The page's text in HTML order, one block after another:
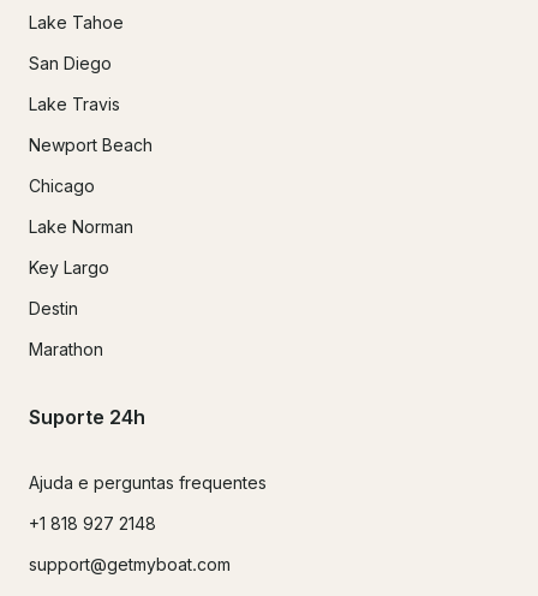
Lake Tahoe
San Diego
Lake Travis
Newport Beach
Chicago
Lake Norman
Key Largo
Destin
Marathon
Suporte 24h
Ajuda e perguntas frequentes
+1 818 927 2148
support@getmyboat.com